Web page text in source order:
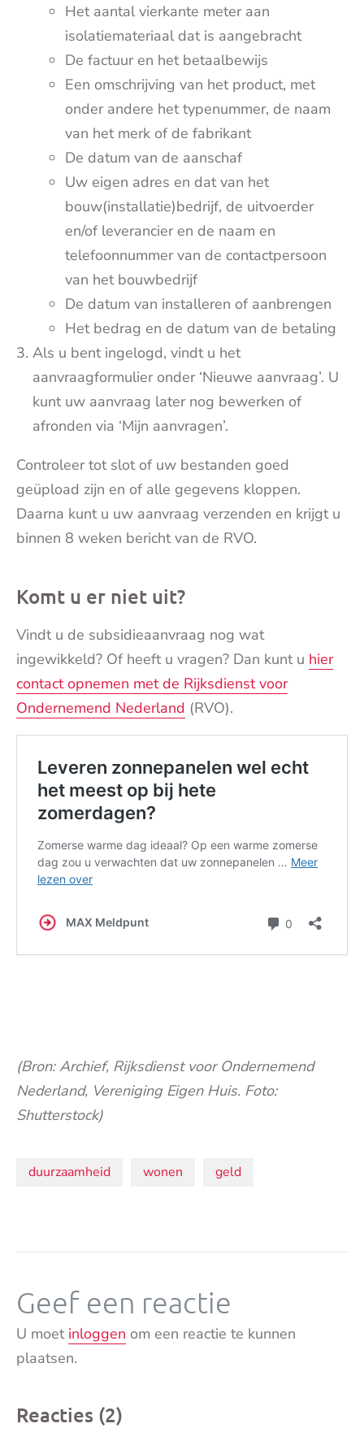
Het aantal vierkante meter aan
isolatiemateriaal dat is aangebracht
De factuur en het betaalbewijs
Een omschrijving van het product, met
onder andere het typenummer, de naam
van het merk of de fabrikant
De datum van de aanschaf
Uw eigen adres en dat van het
bouw(installatie)bedrijf, de uitvoerder
en/of leverancier en de naam en
telefoonnummer van de contactpersoon
van het bouwbedrijf
De datum van installeren of aanbrengen
Het bedrag en de datum van de betaling
Als u bent ingelogd, vindt u het
aanvraagformulier onder ‘Nieuwe aanvraag’. U
kunt uw aanvraag later nog bewerken of
afronden via ‘Mijn aanvragen’.
Controleer tot slot of uw bestanden goed
geüpload zijn en of alle gegevens kloppen.
Daarna kunt u uw aanvraag verzenden en krijgt u
binnen 8 weken bericht van de RVO.
Komt u er niet uit?
Vindt u de subsidieaanvraag nog wat
ingewikkeld? Of heeft u vragen? Dan kunt u hier
contact opnemen met de Rijksdienst voor
Ondernemend Nederland (RVO).
(Bron: Archief, Rijksdienst voor Ondernemend
Nederland, Vereniging Eigen Huis. Foto:
Shutterstock)
Onderwerpen:
duurzaamheid wonen geld
Geef een reactie
U moet inloggen om een reactie te kunnen
plaatsen.
Reacties (2)